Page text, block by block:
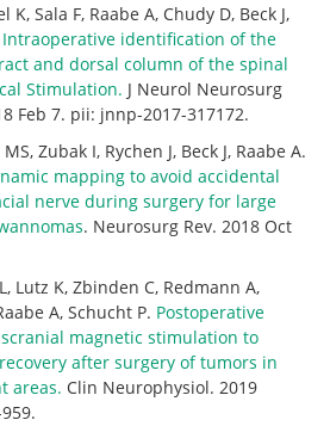
K, Sala F, Raabe A, Chudy D, Beck J,
Intraoperative identification of the
and dorsal column of the spinal
Stimulation. J Neurol Neurosurg
Feb 7. pii: jnnp-2017-317172.
Zubak I, Rychen J, Beck J, Raabe A.
mapping to avoid accidental
nerve during surgery for large
. Neurosurg Rev. 2018 Oct
Lutz K, Zbinden C, Redmann A,
A, Schucht P. Postoperative
magnetic stimulation to
after surgery of tumors in
areas. Clin Neurophysiol. 2019